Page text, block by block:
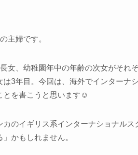
主婦です。
女、幼稚園年中の年齢の次女がそれ
3年目。今回は、海外でインターナ
とを書こうと思います☺️
のイギリス系インターナショナル
かもしれません。